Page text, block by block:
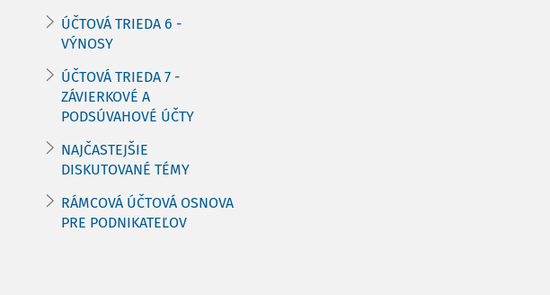
ÚČTOVÁ TRIEDA 6 -
VÝNOSY
ÚČTOVÁ TRIEDA 7 -
ZÁVIERKOVÉ A
PODSÚVAHOVÉ ÚČTY
NAJČASTEJŠIE
DISKUTOVANÉ TÉMY
RÁMCOVÁ ÚČTOVÁ OSNOVA
PRE PODNIKATEĽOV